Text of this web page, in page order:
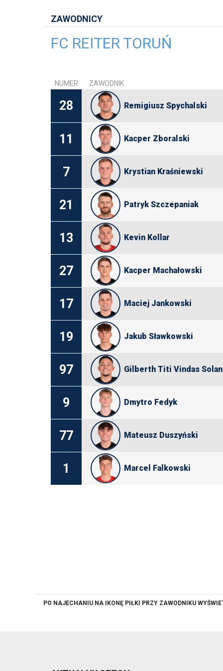
ZAWODNICY
FC REITER TORUŃ
NUMER ZAWODNIK
28 Remigiusz Spychalski
11 Kacper Zboralski
7 Krystian Kraśniewski
21 Patryk Szczepaniak
13 Kevin Kollar
27 Kacper Machałowski
17 Maciej Jankowski
19 Jakub Sławkowski
97 Gilberth Titi Vindas
9 Dmytro Fedyk
77 Mateusz Duszyński
1 Marcel Falkowski
PO NAJECHANIU NA IKONĘ PIŁKI PRZY ZAWODNIKU